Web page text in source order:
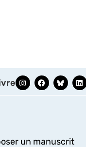
un manuscrit